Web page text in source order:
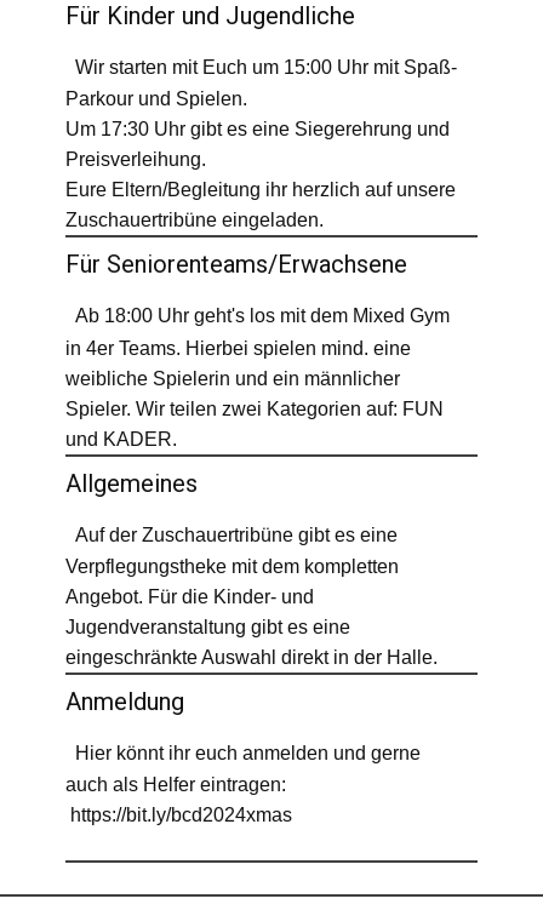
Für Kinder und Jugendliche
Wir starten mit Euch um 15:00 Uhr mit Spaß-
Parkour und Spielen.
Um 17:30 Uhr gibt es eine Siegerehrung und
Preisverleihung.
Eure Eltern/Begleitung ihr herzlich auf unsere
Zuschauertribüne eingeladen.
Für Seniorenteams/Erwachsene
Ab 18:00 Uhr geht's los mit dem Mixed Gym
in 4er Teams. Hierbei spielen mind. eine
weibliche Spielerin und ein männlicher
Spieler. Wir teilen zwei Kategorien auf: FUN
und KADER.
Allgemeines
Auf der Zuschauertribüne gibt es eine
Verpflegungstheke mit dem kompletten
Angebot. Für die Kinder- und
Jugendveranstaltung gibt es eine
eingeschränkte Auswahl direkt in der Halle.
Anmeldung
Hier könnt ihr euch anmelden und gerne
auch als Helfer eintragen:
https://bit.ly/bcd2024xmas